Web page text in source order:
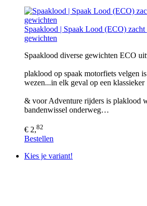
Spaaklood | Spaak Lood (ECO) zacht
gewichten
Spaaklood diverse gewichten ECO
plaklood op spaak motorfiets velgen
wezen...in elk geval op een klassieker
& voor Adventure rijders is plaklood
bandenwissel onderweg…
€ 2,82
Bestellen
Kies je variant!